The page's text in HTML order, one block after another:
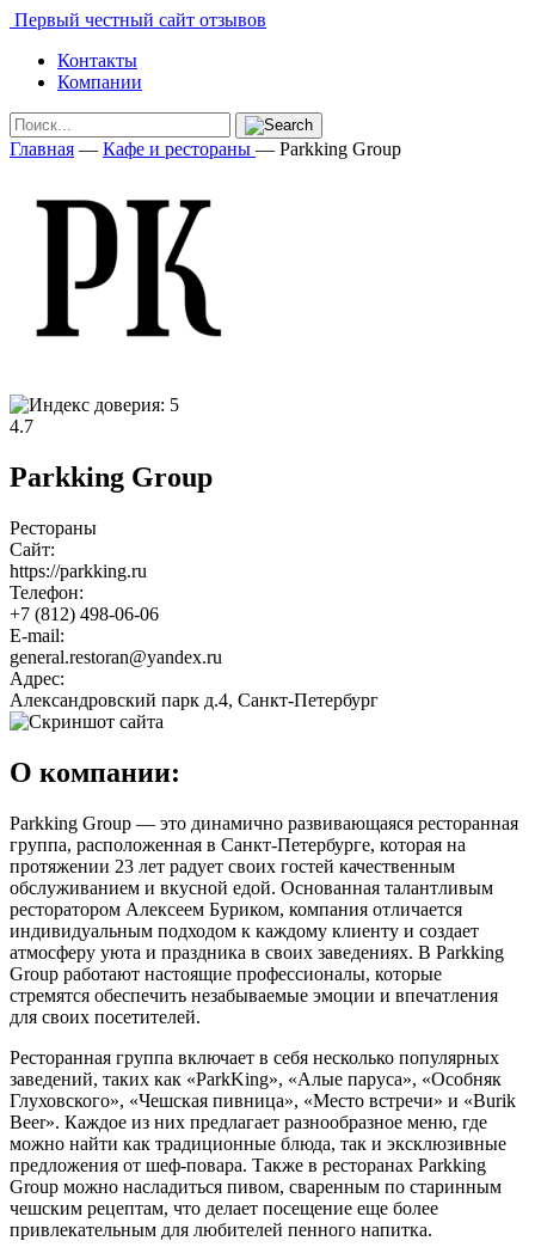
Первый честный сайт отзывов
Контакты
Компании
Главная — Кафе и рестораны — Parkking Group
4.7
Parkking Group
Рестораны
Сайт:
https://parkking.ru
Телефон:
+7 (812) 498-06-06
E-mail:
general.restoran@yandex.ru
Адрес:
Александровский парк д.4, Санкт-Петербург
О компании:
Parkking Group — это динамично развивающаяся ресторанная
группа, расположенная в Санкт-Петербурге, которая на
протяжении 23 лет радует своих гостей качественным
обслуживанием и вкусной едой. Основанная талантливым
ресторатором Алексеем Буриком, компания отличается
индивидуальным подходом к каждому клиенту и создает
атмосферу уюта и праздника в своих заведениях. В Parkking
Group работают настоящие профессионалы, которые
стремятся обеспечить незабываемые эмоции и впечатления
для своих посетителей.
Ресторанная группа включает в себя несколько популярных
заведений, таких как «ParkKing», «Алые паруса», «Особняк
Глуховского», «Чешская пивница», «Место встречи» и «Burik
Beer». Каждое из них предлагает разнообразное меню, где
можно найти как традиционные блюда, так и эксклюзивные
предложения от шеф-повара. Также в ресторанах Parkking
Group можно насладиться пивом, сваренным по старинным
чешским рецептам, что делает посещение еще более
привлекательным для любителей пенного напитка.